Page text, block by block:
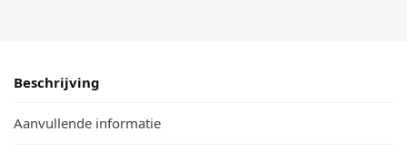
Beschrijving
Aanvullende informatie